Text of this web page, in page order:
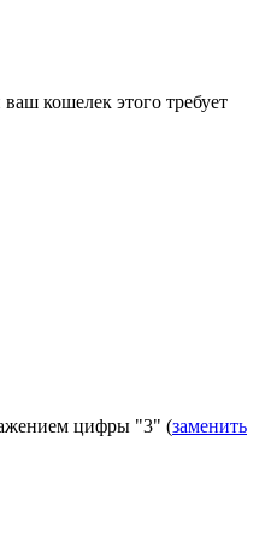
кошелек этого требует
цифры "3" (заменить